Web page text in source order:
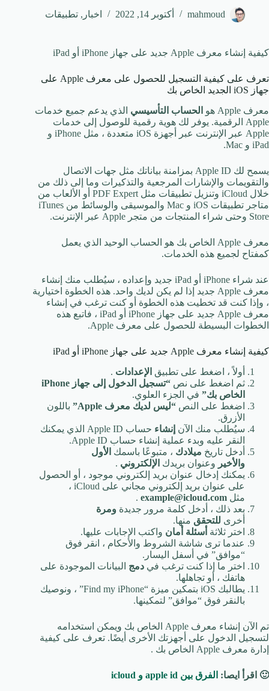
mahmoud أكتوبر 14, 2022 اخبار , تطبيقات
كيفية إنشاء معرف Apple جديد على جهاز iPhone أو iPad
تعرف على كيفية التسجيل للحصول على معرف Apple على
جهاز iOS الجديد الخاص بك
معرف Apple هو
الحساب التأسيسي الذي يدعم جميع خدمات
Apple الرقمية. يوفر لك هوية رقمية للوصول إلى خدمات
Apple عبر الإنترنت عبر أجهزة iOS متعددة ، مثل iPhone و
iPad و Mac.
يسمح لك Apple ID بمزامنة بياناتك مثل جهات الاتصال
والتقويمات والإشارات المرجعية والتذكيرات وما إلى ذلك من
خلال iCloud وتنزيل تطبيقات مثل PDF Expert أو الألعاب من
متاجر تطبيقات iOS و Mac والموسيقى والوسائط من iTunes
Store وحتى شراء المنتجات من متجر Apple عبر الإنترنت.
معرف Apple الخاص بك هو الحساب الوحيد الذي يعمل
كمفتاح لجميع هذه الخدمات.
عند شراء iPhone أو iPad جديد وإعداده ، سيُطلب منك إنشاء
معرف Apple جديد إذا لم يكن لديك واحد. هذه الخطوة اختيارية
، وإذا كنت قد تخطيت هذه الخطوة أو كنت ترغب في إنشاء
معرف Apple جديد على جهاز iPhone أو iPad ، فاتبع هذه
الخطوات البسيطة للحصول على معرف Apple.
كيفية إنشاء معرف Apple جديد على جهاز iPhone أو iPad
أولاً ، اضغط على تطبيق الإعدادات .
ثم اضغط على نص
“تسجيل الدخول إلى جهاز iPhone
الخاص بك” في الجزء العلوي.
اضغط على النص “ليس لديك معرف Apple”
باللون
الأزرق.
سيُطلب منك الآن إنشاء
حساب Apple ID الذي يمكنك
النقر عليه وبدء عملية إنشاء حساب Apple ID.
أدخل تاريخ ميلادك ، متبوعًا باسمك الأول
والأخير وعنوان بريدك الإلكتروني .
يمكنك إدخال عنوان بريد إلكتروني موجود ، أو الحصول
على عنوان بريد إلكتروني مجاني على iCloud ،
مثل example@icloud.com
.
بعد ذلك ، أدخل كلمة مرور جديدة ومرة
أخرى للتحقق منها.
اختر ثلاثة أسئلة أمان واكتب الإجابات عليها.
عندما ترى شاشة الشروط والأحكام ، انقر فوق
“موافق” في أسفل اليسار.
اختر ما إذا كنت ترغب في دمج البيانات الموجودة على
هاتفك ، أو تجاهلها.
يطالبك iOS بتمكين ميزة “Find my iPhone” ، ونوصيك
بالنقر فوق “موافق” لتمكينها.
تم الآن إنشاء معرف Apple الخاص بك ويمكن استخدامه
لتسجيل الدخول على أجهزتك الأخرى أيضًا. تعرف على كيفية
إدارة معرف Apple الخاص بك .
🙂 اقرأ ايصا: الفرق بين apple id و icloud